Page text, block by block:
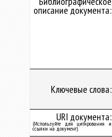
описание документа:
Ключевые слова:
URI документа:
(Используйте для цитирования и
ссылки на документ)